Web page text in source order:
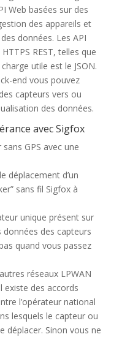
Web basées sur des
des appareils et
données. Les API
REST, telles que
utile est le JSON.
end vous pouvez
capteurs vers ou
des données.
avec Sigfox
GPS avec une
déplacement d’un
sans fil Sigfox à
unique présent sur
des capteurs
quand vous passez
réseaux LPWAN
existe des accords
l’opérateur national
lesquels le capteur ou
déplacer. Sinon vous ne